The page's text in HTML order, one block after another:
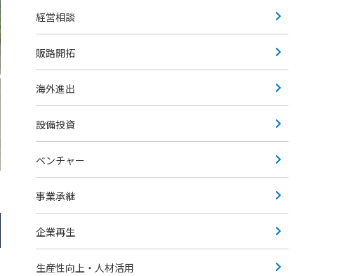
経営相談
販路開拓
海外進出
設備投資
ベンチャー
事業承継
企業再生
生産性向上・人材活用